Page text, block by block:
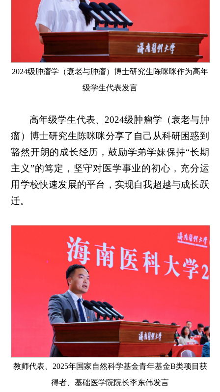
2024级肿瘤学（衰老与肿瘤）博士研究生陈咪咪作为高年
级学生代表发言
高年级学生代表、2024级肿瘤学（衰老与肿
瘤）博士研究生陈咪咪分享了自己从科研困惑到
豁然开朗的成长经历，鼓励学弟学妹保持“长期
主义”的笃定，坚守对医学事业的初心，充分运
用学校快速发展的平台，实现自我超越与成长跃
迁。
教师代表、2025年国家自然科学基金青年基金B类项目获
得者、基础医学院院长李东伟发言